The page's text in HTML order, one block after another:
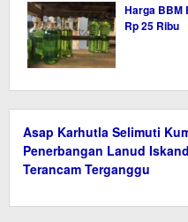
Harga BBM
Rp 25 Ribu
Asap Karhutla Selimuti
Penerbangan Lanud
Terancam Terganggu